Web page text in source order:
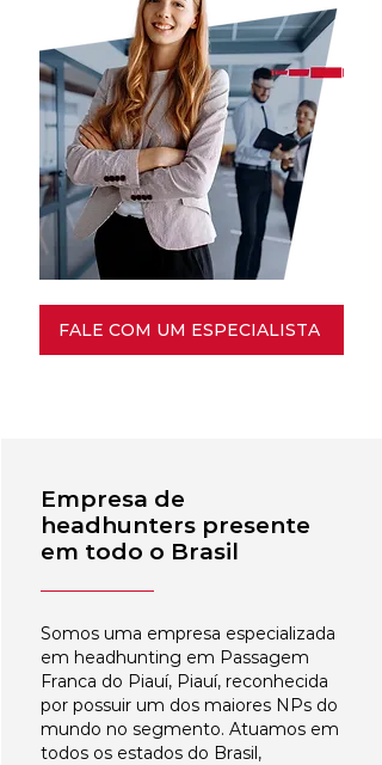
FALE COM UM ESPECIALISTA
Empresa de
headhunters presente
em todo o Brasil
Somos uma empresa especializada
em headhunting em Passagem
Franca do Piauí, Piauí, reconhecida
por possuir um dos maiores NPs do
mundo no segmento. Atuamos em
todos os estados do Brasil,